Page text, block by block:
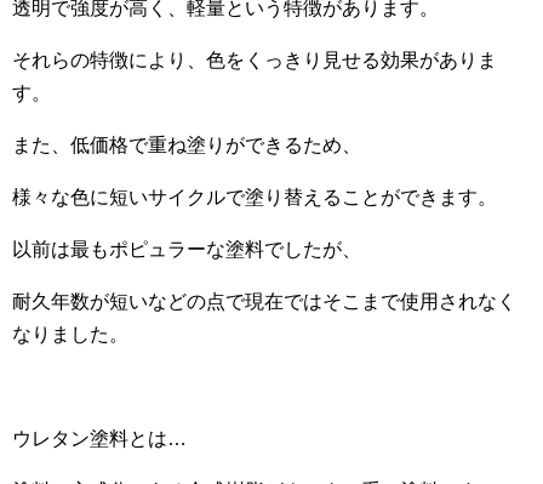
透明で強度が高く、軽量という特徴があります。
それらの特徴により、色をくっきり見せる効果がありま
す。
また、低価格で重ね塗りができるため、
様々な色に短いサイクルで塗り替えることができます。
以前は最もポピュラーな塗料でしたが、
耐久年数が短いなどの点で現在ではそこまで使用されなく
なりました。
ウレタン塗料とは…